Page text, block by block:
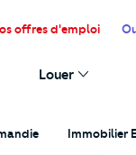
offres d'emploi
Louer
Immobilier